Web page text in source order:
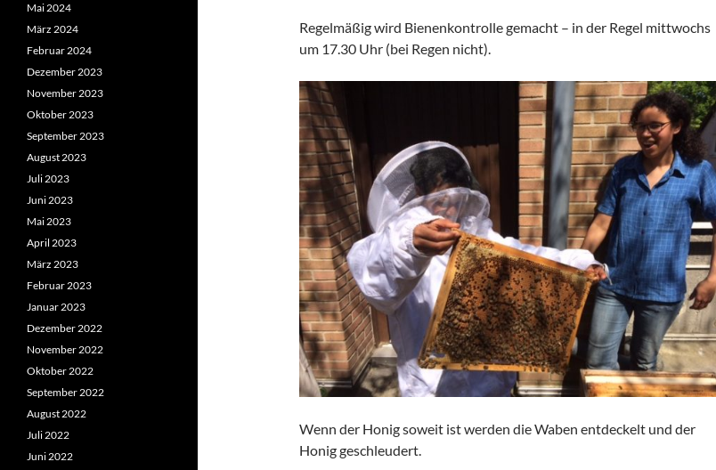
Regelmäßig wird Bienenkontrolle gemacht – in der Regel mittwochs
um 17.30 Uhr (bei Regen nicht).
Wenn der Honig soweit ist werden die Waben entdeckelt und der
Honig geschleudert.
Mai 2024
März 2024
Februar 2024
Dezember 2023
November 2023
Oktober 2023
September 2023
August 2023
Juli 2023
Juni 2023
Mai 2023
April 2023
März 2023
Februar 2023
Januar 2023
Dezember 2022
November 2022
Oktober 2022
September 2022
August 2022
Juli 2022
Juni 2022